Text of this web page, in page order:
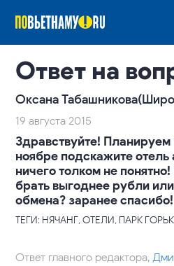
Ответ на
Оксана
19 августа 2015
Здравствуйте! Планируем
ноябре подскажите отель
ничего толком не
брать выгоднее рубли
обмена? заранее спасибо!
ТЕГИ: НЯЧАНГ, ОТЕЛИ, ПАРК
Ответ главного редактора,